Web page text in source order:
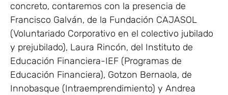
concreto, contaremos con la presencia de
Francisco Galván, de la Fundación CAJASOL
(Voluntariado Corporativo en el colectivo jubilado
y prejubilado), Laura Rincón, del Instituto de
Educación Financiera-IEF (Programas de
Educación Financiera), Gotzon Bernaola, de
Innobasque (Intraemprendimiento) y Andrea